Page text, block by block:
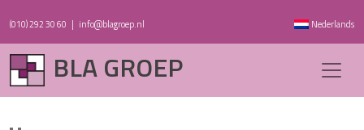
(010) 292 30 60 | info@blagroep.nl Nederlands
BLA GROEP